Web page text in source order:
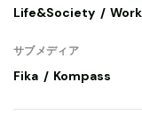
Life&Society
Work
サブメディア
Fika Kompass